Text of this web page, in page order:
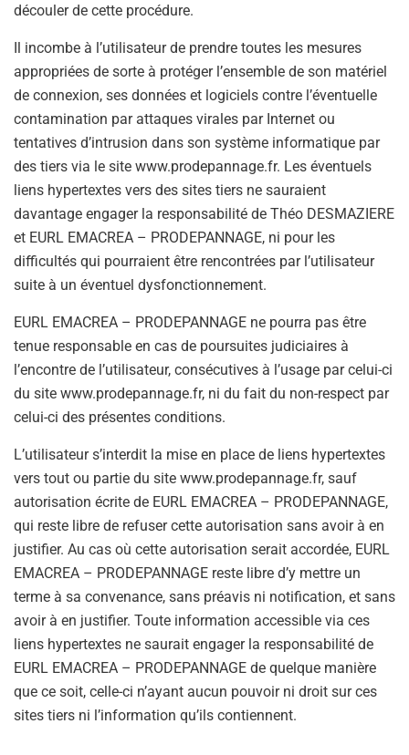
découler de cette procédure.
Il incombe à l’utilisateur de prendre toutes les mesures
appropriées de sorte à protéger l’ensemble de son matériel
de connexion, ses données et logiciels contre l’éventuelle
contamination par attaques virales par Internet ou
tentatives d’intrusion dans son système informatique par
des tiers via le site www.prodepannage.fr. Les éventuels
liens hypertextes vers des sites tiers ne sauraient
davantage engager la responsabilité de Théo DESMAZIERE
et EURL EMACREA – PRODEPANNAGE, ni pour les
difficultés qui pourraient être rencontrées par l’utilisateur
suite à un éventuel dysfonctionnement.
EURL EMACREA – PRODEPANNAGE ne pourra pas être
tenue responsable en cas de poursuites judiciaires à
l’encontre de l’utilisateur, consécutives à l’usage par celui-ci
du site www.prodepannage.fr, ni du fait du non-respect par
celui-ci des présentes conditions.
L’utilisateur s’interdit la mise en place de liens hypertextes
vers tout ou partie du site www.prodepannage.fr, sauf
autorisation écrite de EURL EMACREA – PRODEPANNAGE,
qui reste libre de refuser cette autorisation sans avoir à en
justifier. Au cas où cette autorisation serait accordée, EURL
EMACREA – PRODEPANNAGE reste libre d’y mettre un
terme à sa convenance, sans préavis ni notification, et sans
avoir à en justifier. Toute information accessible via ces
liens hypertextes ne saurait engager la responsabilité de
EURL EMACREA – PRODEPANNAGE de quelque manière
que ce soit, celle-ci n’ayant aucun pouvoir ni droit sur ces
sites tiers ni l’information qu’ils contiennent.